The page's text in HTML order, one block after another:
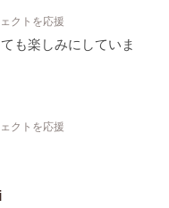
クトを応援
も楽しみにしていま
クトを応援